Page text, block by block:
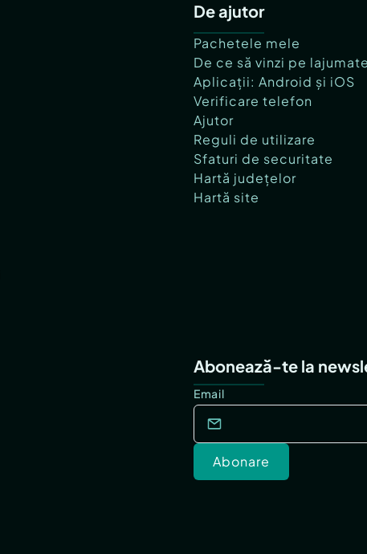
De ajutor
Pachetele mele
De ce să vinzi pe
Aplicații: Android și iOS
Verificare telefon
Ajutor
Reguli de utilizare
Sfaturi de securitate
Hartă județelor
Hartă site
Abonează-te la
Email
Abonare